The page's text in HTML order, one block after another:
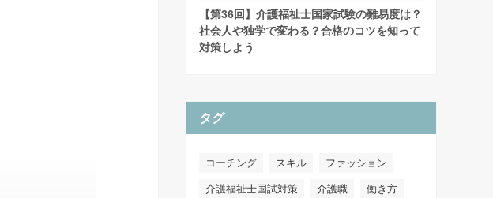
【第36回】介護福祉士国家試験の難易度は？
社会人や独学で変わる？合格のコツを知って
対策しよう
タグ
コーチング スキル ファッション
介護福祉士国試対策 介護職 働き方